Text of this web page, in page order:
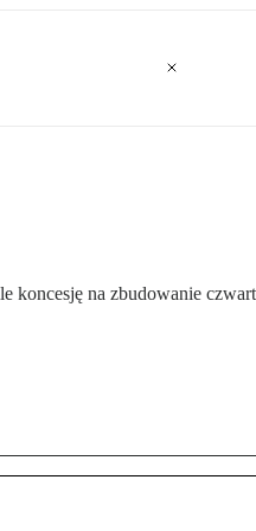
koncesję na zbudowanie